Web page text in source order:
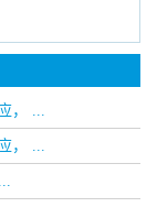
， ...
， ...